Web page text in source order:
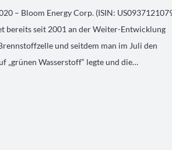
– Bloom Energy Corp. (ISIN:
bereits seit 2001 an der Weiter-Entwicklung
und seitdem man im Juli den
„grünen Wasserstoff“ legte und die…